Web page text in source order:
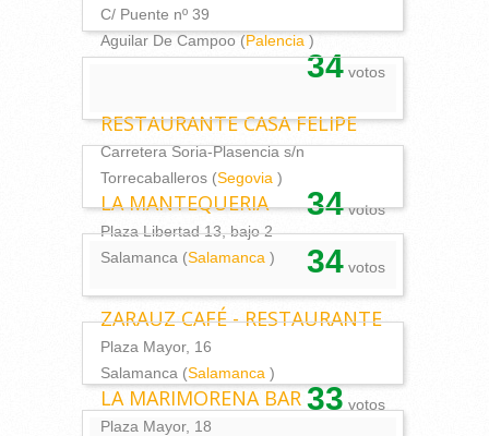
C/ Puente nº 39
Aguilar De Campoo (Palencia )
34 votos
RESTAURANTE CASA FELIPE
Carretera Soria-Plasencia s/n
Torrecaballeros (Segovia )
34votos
LA MANTEQUERIA
Plaza Libertad 13, bajo 2
Salamanca (Salamanca ) 34 votos
ZARAUZ CAFÉ - RESTAURANTE
Plaza Mayor, 16
Salamanca (Salamanca )
33 votos
LA MARIMORENA BAR
Plaza Mayor, 18